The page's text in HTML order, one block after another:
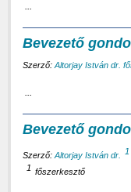
Bevezető
Szerző: Altorjay István dr.
...
Bevezető
Szerző: Altorjay István dr.
1
1 főszerkesztő